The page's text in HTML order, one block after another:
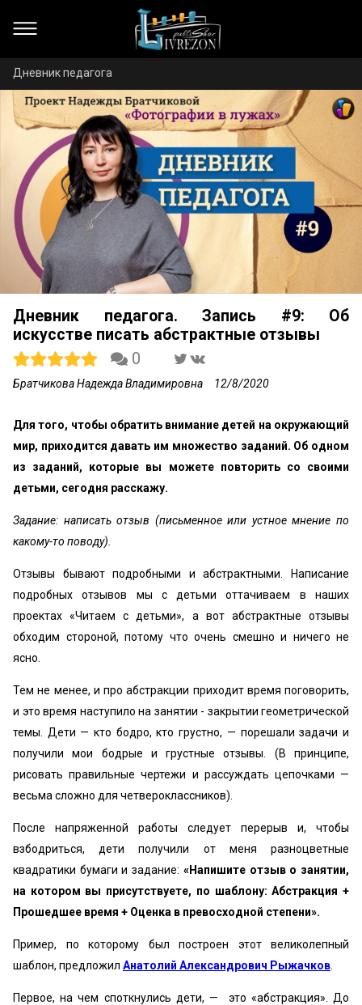
Дневник педагога
Дневник педагога. Запись #9: Об
искусстве писать абстрактные отзывы
0
Братчикова Надежда Владимировна 12/8/2020
Для того, чтобы обратить внимание детей на окружающий
мир, приходится давать им множество заданий. Об одном
из заданий, которые вы можете повторить со своими
детьми, сегодня расскажу.
Задание: написать отзыв (письменное или устное мнение по
какому-то поводу).
Отзывы бывают подробными и абстрактными. Написание
подробных отзывов мы с детьми оттачиваем в наших
проектах «‎Читаем с детьми», а вот абстрактные отзывы
обходим стороной, потому что очень смешно и ничего не
ясно.
Тем не менее, и про абстракции приходит время поговорить,
и это время наступило на занятии - закрытии геометрической
темы. Дети — кто бодро, кто грустно, — порешали задачи и
получили мои бодрые и грустные отзывы. (В принципе,
рисовать правильные чертежи и рассуждать цепочками —
весьма сложно для четвероклассников).
После напряженной работы следует перерыв и, чтобы
взбодриться, дети получили от меня разноцветные
квадратики бумаги и задание: «‎Напишите отзыв о занятии,
на котором вы присутствуете, по шаблону: Абстракция +
Прошедшее время + Оценка в превосходной степени».
Пример, по которому был построен этот великолепный
шаблон, предложил Анатолий Александрович Рыжачков
Первое, на чем споткнулись дети, — это «‎абстракция». До